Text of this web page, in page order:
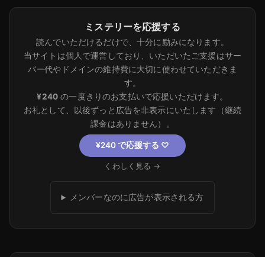
ミステリーを応援する
読んでいただけるだけで、十分に励みになります。
当サイトは個人で運営しており、いただいたご支援はサー
バー代やドメインの維持費に大切に使わせていただきま
す。
¥240 の一度きりのお支払いで応援いただけます。
お礼として、以後ずっと広告を非表示にいたします（継続
課金はありません）。
¥240 で応援する ♡
くわしく見る →
メンバーなのに広告が表示される方